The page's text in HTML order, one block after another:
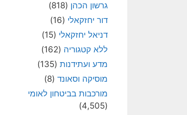
גרשון הכהן (818)
דור יחזקאלי (16)
דניאל יחזקאלי (15)
ללא קטגוריה (162)
מדע ועתידנות (135)
מוסיקה וסאונד (8)
מורכבות בביטחון לאומי
(4,505)